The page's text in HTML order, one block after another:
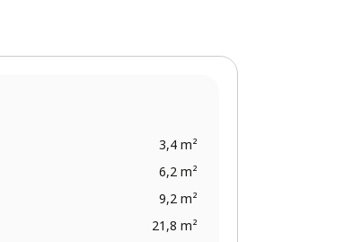
3,4 m²
6,2 m²
9,2 m²
21,8 m²